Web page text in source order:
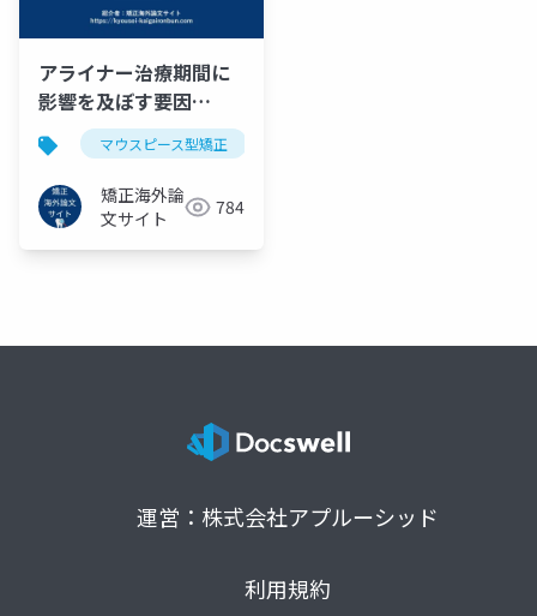
アライナー治療期間に
影響を及ぼす要因
(2023)マウスピース型矯正
矯正海外論
文サイト
784
運営：株式会社アプルーシッド
利用規約